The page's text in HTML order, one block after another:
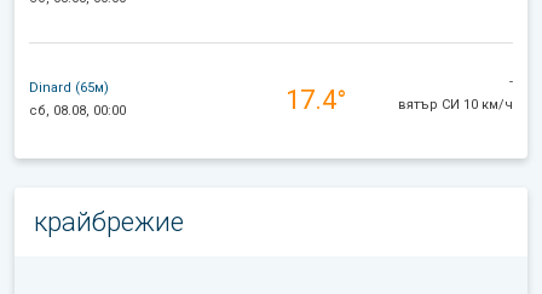
Dinard (65м)
сб, 08.08, 00:00
17.4°
-
вятър СИ 10 км/ч
крайбрежие